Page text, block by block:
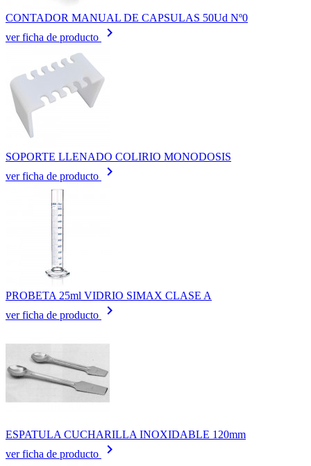
CONTADOR MANUAL DE CAPSULAS 50Ud Nº0
ver ficha de producto
keyboard_arrow_right
SOPORTE LLENADO COLIRIO MONODOSIS
ver ficha de producto
keyboard_arrow_right
PROBETA 25ml VIDRIO SIMAX CLASE A
ver ficha de producto
keyboard_arrow_right
ESPATULA CUCHARILLA INOXIDABLE 120mm
ver ficha de producto
keyboard_arrow_right